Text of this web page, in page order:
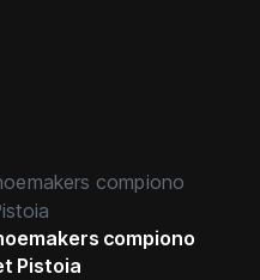
compiono
Pistoia